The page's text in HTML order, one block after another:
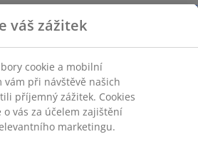
váš zážitek
cookie a mobilní
při návštěvě našich
příjemný zážitek. Cookies
vás za účelem zajištění
marketingu.